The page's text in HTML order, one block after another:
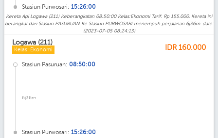
Stasiun Purwosari: 15:26:00
Kereta Api Logawa (211) Keberangkatan 08:50:00 Kelas:Ekonomi Tarif: Rp 155.000. Kereta ini
berangkat dari Stasiun PASURUAN Ke Stasiun PURWOSARI menempuh perjalanan 6j36m. date:
(2023-07-05 08:24:13)
Logawa (211)
Kelas: Ekonomi IDR 160.000
Stasiun Pasuruan: 08:50:00
6j36m
Stasiun Purwosari: 15:26:00